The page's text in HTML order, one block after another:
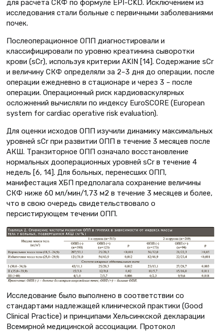
для расчета СКФ по формуле EPI-CKD. Исключением из
исследования стали больные с первичными заболеваниями
почек.
Послеоперационное ОПП диагностировали и
классифицировали по уровню креатинина сыворотки
крови (sCr), используя критерии AKIN [14]. Содержание sCr
и величину СКФ определяли за 2–3 дня до операции, после
операции ежедневно в стационаре и через 3 – после
операции. Операционный риск кардиоваскулярных
осложнений вычисляли по индексу EuroSCORE (European
system for cardiac operative risk evaluation).
Для оценки исходов ОПП изучили динамику максимальных
уровней sCr при развитии ОПП в течение 3 месяцев после
АКШ. Транзиторное ОПП означало восстановление
нормальных дооперационных уровней sCr в течение 4
недель [6, 14]. Для больных, перенесших ОПП,
манифестация ХБП предполагала сохранение величины
СКФ ниже 60 мл/мин/1,73 м2 в течение 3 месяцев и более,
что в свою очередь свидетельствовало о
персистирующем течении ОПП.
Исследование было выполнено в соответствии со
стандартами надлежащей клинической практики (Good
Clinical Practice) и принципами Хельсинкской декларации
Всемирной медицинской ассоциации. Протокол